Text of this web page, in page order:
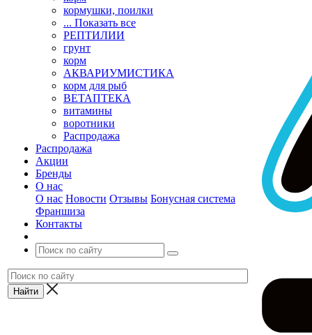
кормушки, поилки
... Показать все
РЕПТИЛИИ
грунт
корм
АКВАРИУМИСТИКА
корм для рыб
ВЕТАПТЕКА
витамины
воротники
Распродажа
Распродажа
Акции
Бренды
О нас
О нас Новости Отзывы Бонусная система
Франшиза
Контакты